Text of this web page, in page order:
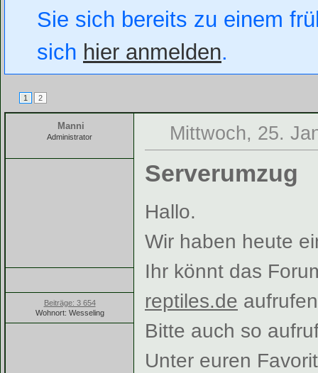
Sie sich bereits zu einem
sich hier anmelden.
1 2
Manni
Administrator
Beiträge: 3 654
Wohnort: Wesseling
Mittwoch, 25.
Serverumzug
Hallo.
Wir haben heute
Ihr könnt das
reptiles.de
Bitte auch so
Unter euren